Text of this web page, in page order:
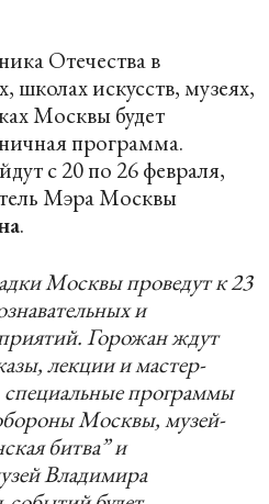
Отечества в
школах искусств, музеях,
Москвы будет
программа.
с 20 по 26 февраля,
Мэра Москвы
.
Москвы проведут к 23
и
Горожан ждут
лекции и мастер-
программы
Москвы, музей-
битва” и
Владимира